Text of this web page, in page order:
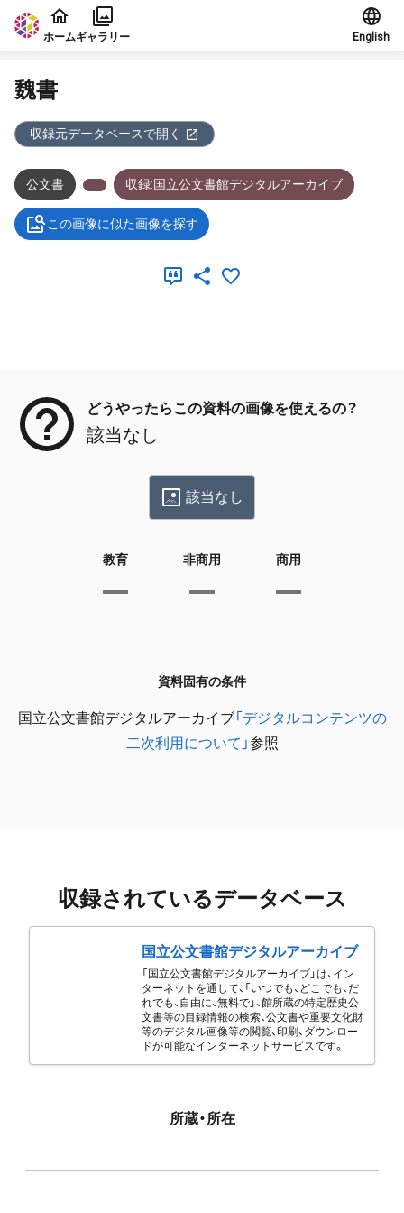
本文に飛ぶ
ホームギャラリー English
魏書
収録元データベースで開く
公文書 収録:国立公文書館デジタルアーカイブ
この画像に似た画像を探す
どうやったらこの資料の画像を使えるの？
該当なし
該当なし
教育 非商用 商用
資料固有の条件
国立公文書館デジタルアーカイブ「デジタルコンテンツの
二次利用について」参照
収録されているデータベース
国立公文書館デジタルアーカイブ
「国立公文書館デジタルアーカイブ」は、イン
ターネットを通じて、「いつでも、どこでも、だ
れでも、自由に、無料で」、館所蔵の特定歴史公
文書等の目録情報の検索、公文書や重要文化財
等のデジタル画像等の閲覧、印刷、ダウンロー
ドが可能なインターネットサービスです。
所蔵・所在